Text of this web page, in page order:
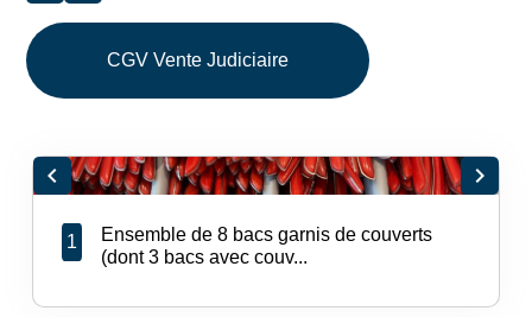
CGV Vente Judiciaire
chevron_left chevron_right
1
Ensemble de 8 bacs garnis de couverts
(dont 3 bacs avec couv...